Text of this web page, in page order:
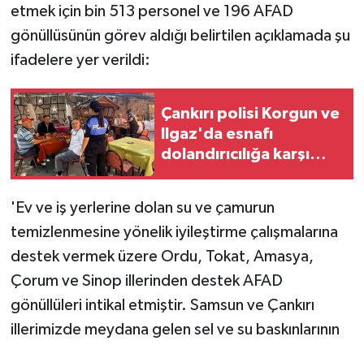
etmek için bin 513 personel ve 196 AFAD
gönüllüsünün görev aldığı belirtilen açıklamada şu
ifadelere yer verildi:
Çankırı polisi Korgun ve
Ilgaz'da esnafı
dolandırıcılığa karşı
'Ev ve iş yerlerine dolan su ve çamurun
temizlenmesine yönelik iyileştirme çalışmalarına
destek vermek üzere Ordu, Tokat, Amasya,
Çorum ve Sinop illerinden destek AFAD
gönüllüleri intikal etmiştir. Samsun ve Çankırı
illerimizde meydana gelen sel ve su baskınlarının